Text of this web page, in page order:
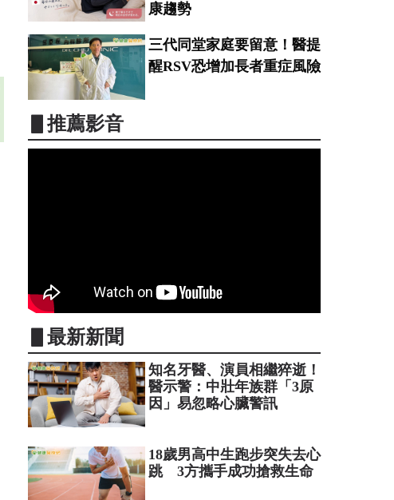
康趨勢
三代同堂家庭要留意！醫提
醒RSV恐增加長者重症風險
▋推薦影音
▋最新新聞
知名牙醫、演員相繼猝逝！
醫示警：中壯年族群「3原
因」易忽略心臟警訊
18歲男高中生跑步突失去心
跳 3方攜手成功搶救生命